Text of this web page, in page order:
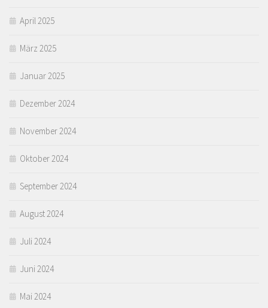
April 2025
März 2025
Januar 2025
Dezember 2024
November 2024
Oktober 2024
September 2024
August 2024
Juli 2024
Juni 2024
Mai 2024